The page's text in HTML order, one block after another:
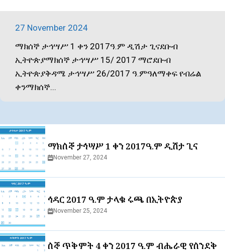
27 November 2024
ማክሰኞ ታኅሣሥ 1 ቀን 2017ዓ.ም ዲሽታ ጊናደቡብ
ኢትዮጵያማክሰኞ ታኅሣሥ 15/ 2017 ማሮደቡብ
ኢትዮጵያቅዳሜ ታኅሣሥ 26/2017 ዓ.ምዓለማቀፍ የብሬል
ቀንማክሰኞ...
ማክሰኞ ታኅሣሥ 1 ቀን 2017ዓ.ም ዲሽታ ጊና
November 27, 2024
ኅዳር 2017 ዓ.ም ታላቁ ሩጫ በኢትዮጵያ
November 25, 2024
ሰኞ ጥቅምት 4 ቀን 2017 ዓ.ም ብሔራዊ የሰንደቅ